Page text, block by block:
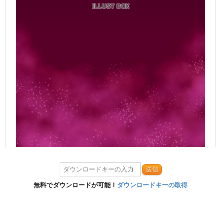
送信
無料でダウンロードが可能！ ダウンロードキーの取得